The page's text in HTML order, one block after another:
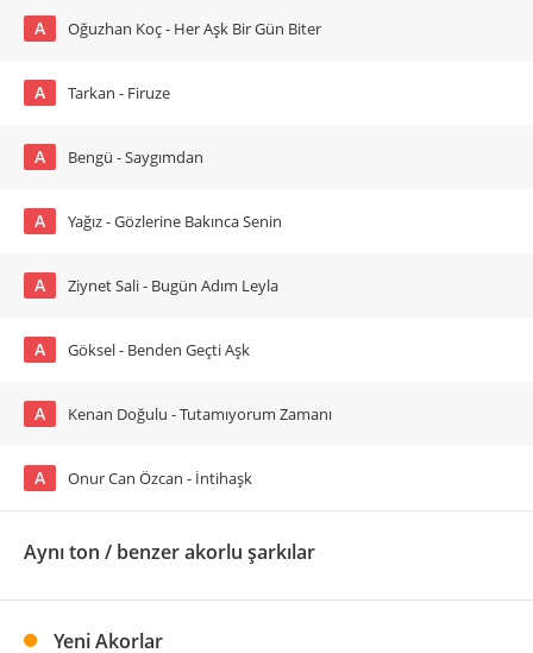
A Oğuzhan Koç - Her Aşk Bir Gün Biter
A Tarkan - Firuze
A Bengü - Saygımdan
A Yağız - Gözlerine Bakınca Senin
A Ziynet Sali - Bugün Adım Leyla
A Göksel - Benden Geçti Aşk
A Kenan Doğulu - Tutamıyorum Zamanı
A Onur Can Özcan - İntihaşk
Aynı ton / benzer akorlu şarkılar
Yeni Akorlar